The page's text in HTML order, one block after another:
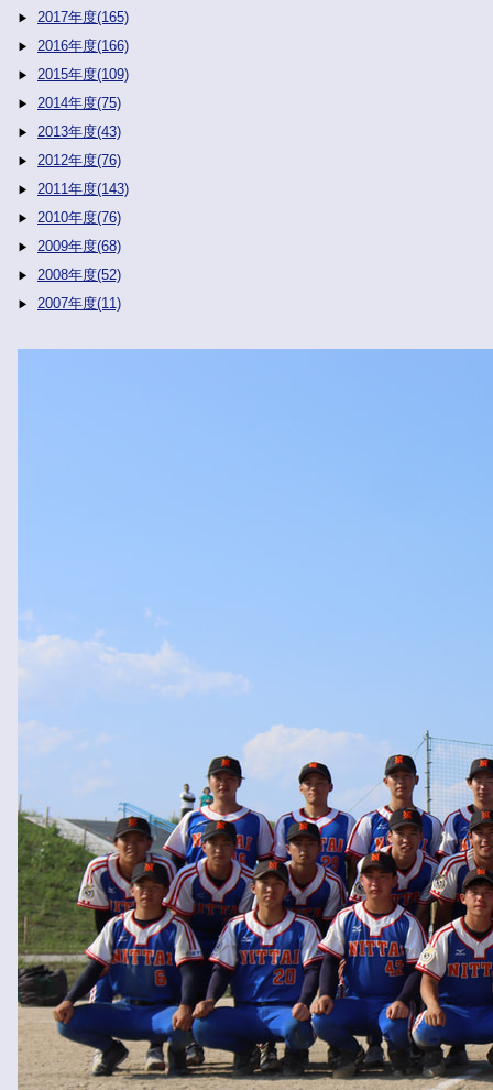
2017年度(165)
2016年度(166)
2015年度(109)
2014年度(75)
2013年度(43)
2012年度(76)
2011年度(143)
2010年度(76)
2009年度(68)
2008年度(52)
2007年度(11)